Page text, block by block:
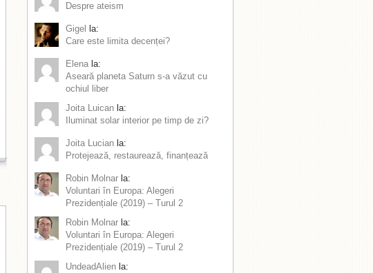
Despre ateism
Gigel
la:
Care este limita decenței?
Elena la:
Aseară planeta Saturn s-a văzut cu
ochiul liber
Joita Luican la:
Iluminat solar interior pe timp de zi?
Joita Lucian la:
Protejează, restaurează, finanțează
Robin Molnar la:
Voluntari în Europa: Alegeri
Prezidențiale (2019) – Turul 2
Robin Molnar la:
Voluntari în Europa: Alegeri
Prezidențiale (2019) – Turul 2
UndeadAlien la: